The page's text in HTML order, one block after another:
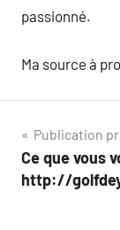
passionné.
Ma source à
de
Publication
Ce que vous
http://